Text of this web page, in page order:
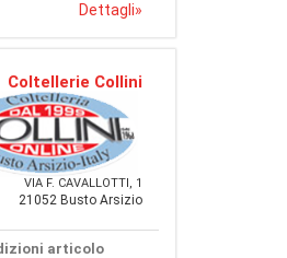
Dettagli»
Coltellerie Collini
VIA F. CAVALLOTTI, 1
21052 Busto Arsizio
articolo